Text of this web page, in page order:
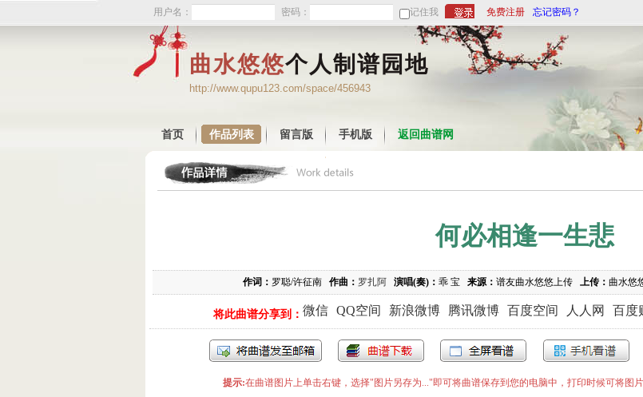
用户名： 密码： 记住我 免费注册 忘记密码？
曲水悠悠个人制谱园地
http://www.qupu123.com/space/456943
首页 作品列表 留言版 手机版 返回曲谱网
何必相逢一生悲
作词： 罗聪/许征南 作曲： 罗扎阿 演唱(奏)： 乖 宝 来源： 谱友曲水悠悠上传 上传： 曲水悠
将此曲谱分享到： 微信 QQ空间 新浪微博 腾讯微博 百度空间 人人网 百度
提示:在曲谱图片上单击右键，选择"图片另存为..."即可将曲谱保存到您的电脑中，打印时候可将图